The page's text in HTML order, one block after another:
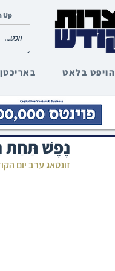
הויפט בלאט באריכטן
Up
נֶפֶשׁ תַּחַת
זונטאג ערב יום